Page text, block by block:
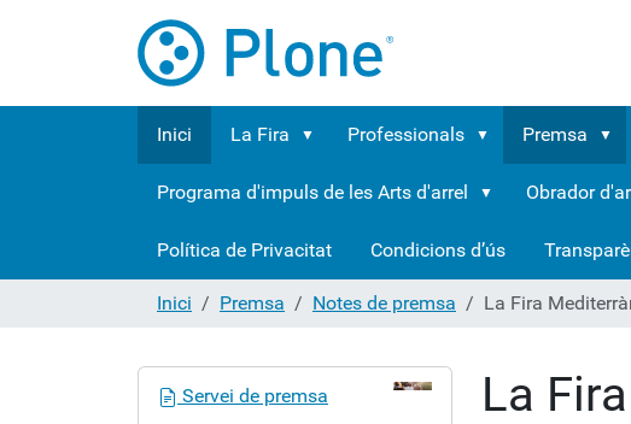
Inici La Fira Professionals Premsa
Programa d'impuls de les Arts d'arrel Obrador
Política de Privacitat Condicions d’ús
Inici Premsa Notes de premsa La Fira
La
Servei de premsa